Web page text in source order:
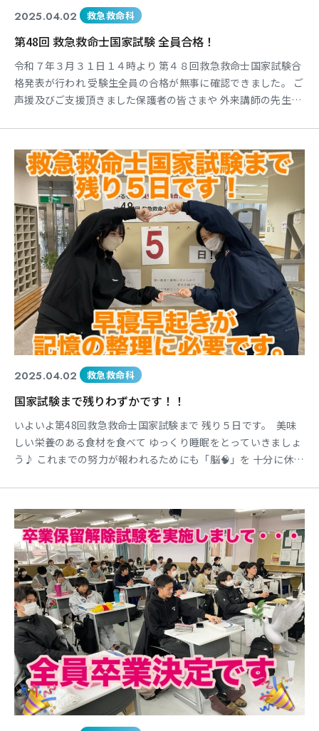
2025.04.02 救急救命科
第48回 救急救命士国家試験 全員合格！
令和７年３月３１日１４時より 第４８回救急救命士国家試験合
格発表が行われ 受験生全員の合格が無事に確認できました。 ご
声援及びご支援頂きました保護者の皆さまや 外来講師の先生方
命士として頑張っていくことになります。 まずは身近にみてき
た我々教職員が これまでの努力を褒めてあげたい
2025.04.02 救急救命科
国家試験まで残りわずかです！！
いよいよ第48回救急救命士国家試験まで 残り５日です。 美味
しい栄養のある食材を食べて ゆっくり睡眠をとっていきましょ
う♪ これまでの努力が報われるためにも「脳🧠」を 十分に休め